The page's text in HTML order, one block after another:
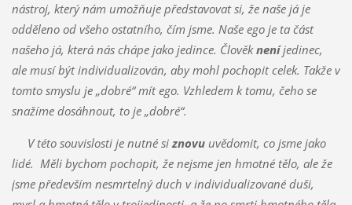
nástroj, který nám umožňuje představovat si, že naše já je
odděleno od všeho ostatního, čím jsme. Naše ego je ta část
našeho já, která nás chápe jako jedince. Člověkneníjedinec,
ale musí být individualizován, aby mohl pochopit celek. Takže v
tomto smyslu je „dobré“ mít ego. Vzhledem k tomu, čeho se
snažíme dosáhnout, to je „dobré“.
V této souvislosti je nutné siznovu uvědomit, co jsme jako
lidé. Měli bychom pochopit, že nejsme jen hmotné tělo, ale že
jsme především nesmrtelný duch v individualizované duši,